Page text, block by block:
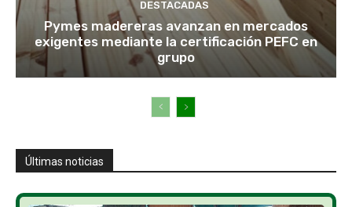
DESTACADAS
Pymes madereras avanzan en mercados
exigentes mediante la certificación PEFC en
grupo
Últimas noticias